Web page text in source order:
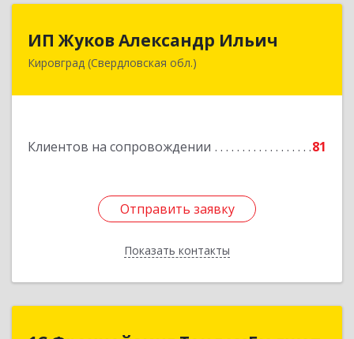
ИП Жуков Александр Ильич
Кировград (Свердловская обл.)
Клиентов на сопровождении 81
Отправить заявку
Показать контакты
624140, Свердловская обл, Кировград г,
Отправить заявку
Назад
1С:Франчайзинг.ТандемБюджет